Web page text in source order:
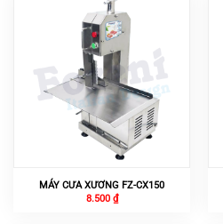
MÁY CƯA XƯƠNG FZ-CX150
8.500 ₫